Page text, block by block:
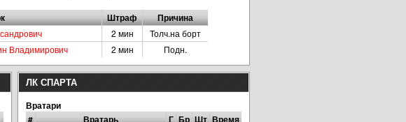
Штраф Причина
2 мин
Толч.на борт
Владимирович 2 мин Подн.
ЛК СПАРТА
Вратари
#
Вратарь Г Бр Шт Время